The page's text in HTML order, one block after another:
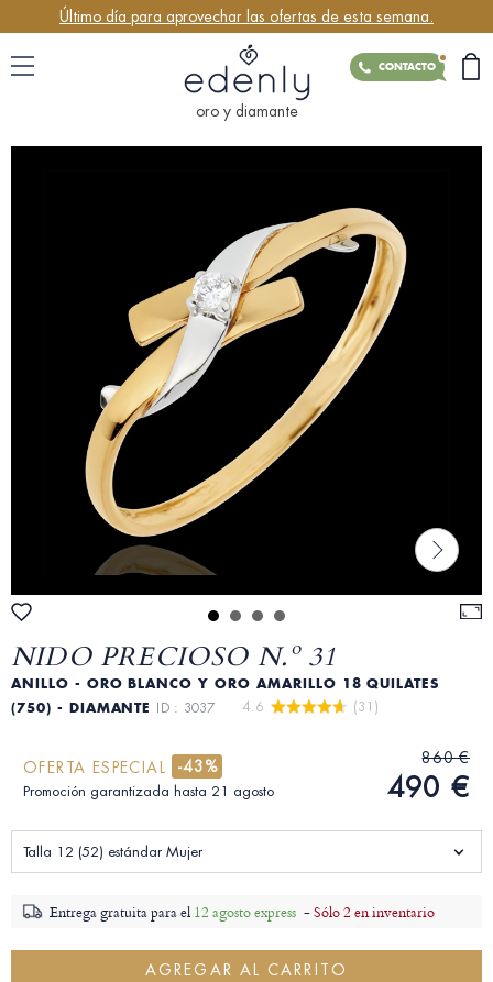
Último día para aprovechar las ofertas de esta semana.
CONTACTO
oro y diamante
NIDO PRECIOSO N.º 31
ANILLO - ORO BLANCO Y ORO AMARILLO 18 QUILATES
(750) - DIAMANTE ID : 3037 4.6 (31)
OFERTA ESPECIAL -43%
Promoción garantizada hasta 21 agosto
860 €
490 €
Talla 12 (52) estándar Mujer
Entrega gratuita para el 12 agosto express -Sólo 2 en inventario
AGREGAR AL CARRITO